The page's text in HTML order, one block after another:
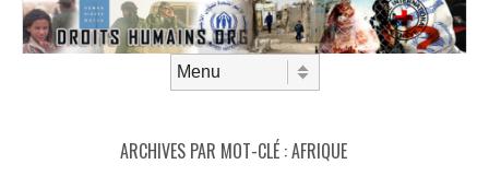
ARCHIVES PAR MOT-CLÉ :AFRIQUE